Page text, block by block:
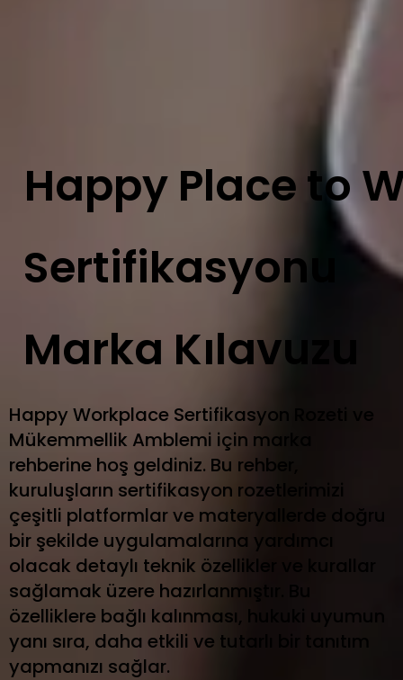
Happy Place to
Sertifikasyonu
Marka Kılavuzu
Happy Workplace Sertifikasyon Rozeti ve
Mükemmellik Amblemi için marka
rehberine hoş geldiniz. Bu rehber,
kuruluşların sertifikasyon rozetlerimizi
çeşitli platformlar ve materyallerde doğru
bir şekilde uygulamalarına yardımcı
olacak detaylı teknik özellikler ve kurallar
sağlamak üzere hazırlanmıştır. Bu
özelliklere bağlı kalınması, hukuki uyumun
yanı sıra, daha etkili ve tutarlı bir tanıtım
yapmanızı sağlar.